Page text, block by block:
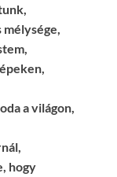
mélysége,
a világon,
hogy